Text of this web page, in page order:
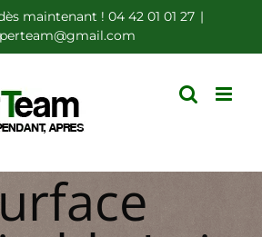
maintenant ! 04 42 01 01 27 |